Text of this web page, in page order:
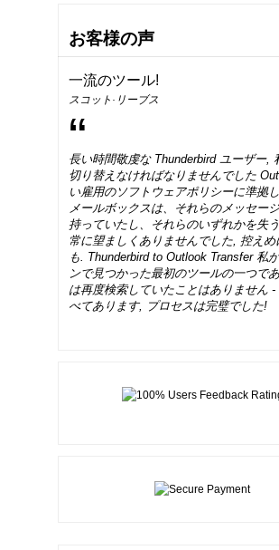
お客様の声
一流のツール!
スコット·リーブス
長い時間敬虔な Thunderbirdユーザー,
切り替えなければなりませんでした
い雇用のソフトウェアポリシーに準拠
メールボックスは、それらのメッセー
持っていたし、それらのいずれかを失
常に望ましくありませんでした, 控えめ
も. Thunderbird to Outlook Transfer私
ンで見つかった最初のツールの一つで
は再度検索していたことはありません -
べてあります, プロセスは完璧でした!
← →